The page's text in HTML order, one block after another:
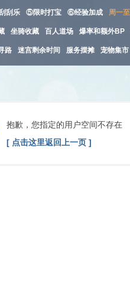
刮乐 ⑤限时打宝 ⑥经验加成 周一
坐骑收藏 百人道场 爆率和额外BP
路 迷宫剩余时间 服务摆摊 宠物集市
抱歉，您指定的用户空间不存在
[ 点击这里返回上一页 ]